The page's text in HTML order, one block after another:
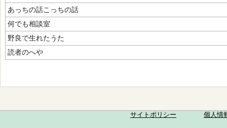
あっちの話こっちの話
何でも相談室
野良で生れたうた
読者のへや
サイトポリシー 個人情